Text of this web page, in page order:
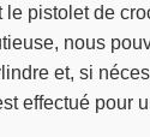
le pistolet de
nous
et, si
effectué pour